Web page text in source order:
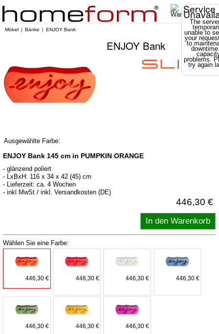
Service
The
unable to
your
to
problems.
try again
Möbel Bänke ENJOY Bank
ENJOY Bank
Ausgewählte Farbe:
ENJOY Bank 145 cm in PUMPKIN ORANGE
- glänzend poliert
- LxBxH: 116 x 34 x 42 (45) cm
- Lieferzeit: ca. 4 Wochen
- inkl.MwSt / inkl. Versandkosten (DE)
446,30 €
Wählen Sie eine Farbe:
446,30 € 446,30 € 446,30 € 446,30 €
446,30 € 446,30 € 446,30 €